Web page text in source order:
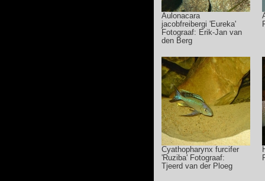
Aulonacara
jacobfreibergi 'Eureka'
Fotograaf: Erik-Jan van
den Berg
Cyathopharynx furcifer
'Ruziba' Fotograaf:
Tjeerd van der Ploeg